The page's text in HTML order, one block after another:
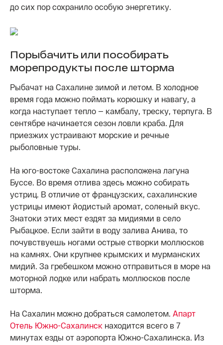
до сих пор сохранило особую энергетику.
Порыбачить или пособирать
морепродукты после шторма
Рыбачат на Сахалине зимой и летом. В холодное
время года можно поймать корюшку и навагу, а
когда наступает тепло — камбалу, треску, терпуга. В
сентябре начинается сезон ловли краба. Для
приезжих устраивают морские и речные
рыболовные туры.
На юго-востоке Сахалина расположена лагуна
Буссе. Во время отлива здесь можно собирать
устриц. В отличие от французских, сахалинские
устрицы имеют йодистый аромат, соленый вкус.
Знатоки этих мест ездят за мидиями в село
Рыбацкое. Если зайти в воду залива Анива, то
почувствуешь ногами острые створки моллюсков
на камнях. Они крупнее крымских и мурманских
мидий. За гребешком можно отправиться в море на
моторной лодке или набрать моллюсков после
шторма.
На Сахалин можно добраться самолетом. Апарт
Отель Южно-Сахалинск находится всего в 7
минутах езды от аэропорта Южно-Сахалинска. Из